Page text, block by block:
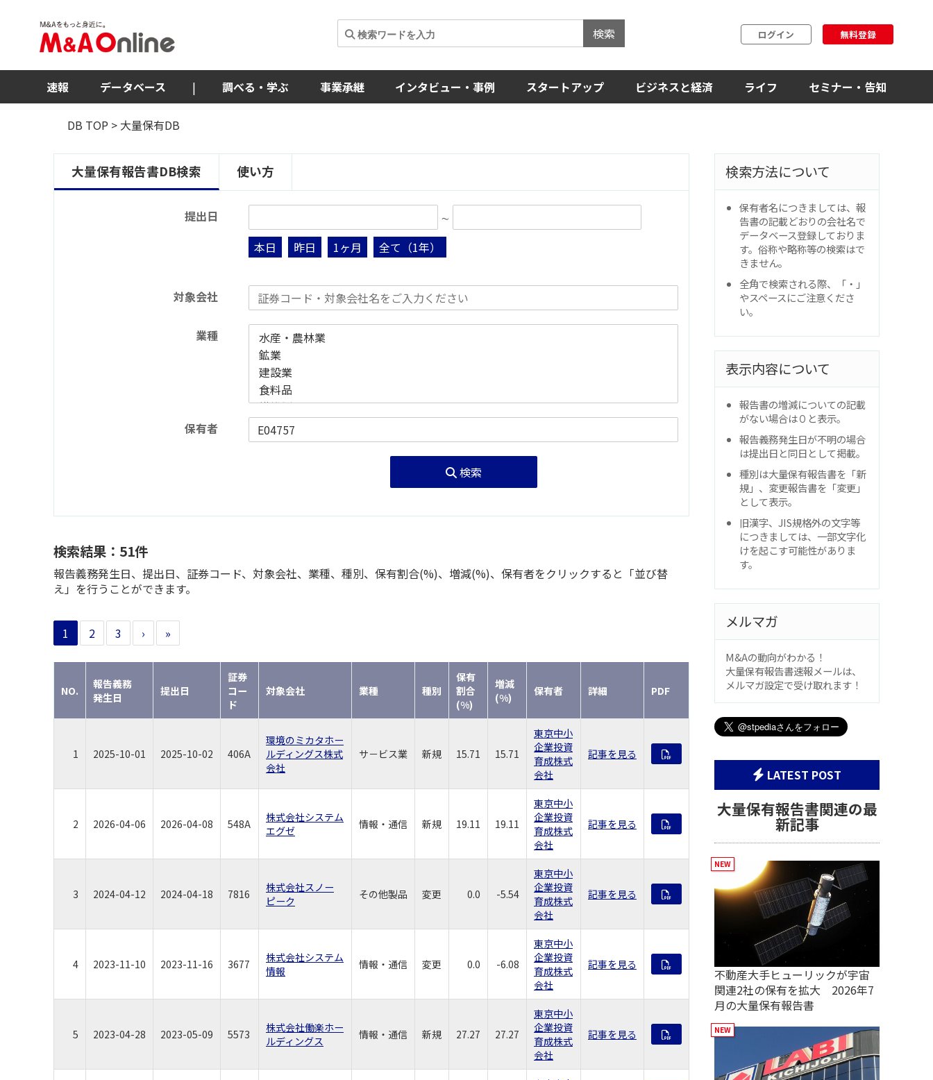
検索 ログイン 無料登録
速報 データベース | 調べる・学ぶ 事業承継 インタビュー・事例 スタートアップ ビジネスと経済 ライフ セミナー・告知
DB TOP > 大量保有DB
大量保有報告書DB検索 使い方
提出日
∼
本日
昨日 1ヶ月 全て（1年）
対象会社
業種
保有者
検索
検索結果：51件
報告義務発生日、提出日、証券コード、対象会社、業種、種別、保有割合(%)、増減(%)、保有者をクリックすると「並び替
え」を行うことができます。
1 2 3 › »
NO.
報告義務
発生日
提出日
証券
コー
ド
対象会社 業種 種別
保有
割合
(%)
増減
(%)
保有者 詳細 PDF
1 2025-10-01 2025-10-02 406A
環境のミカタホー
ルディングス株式
会社
サ－ビス業 新規 15.71 15.71
東京中小
企業投資
育成株式
会社
記事を見る
2 2026-04-06 2026-04-08 548A
株式会社システム
エグゼ
情報・通信 新規 19.11 19.11
東京中小
企業投資
育成株式
会社
記事を見る
3 2024-04-12 2024-04-18 7816
株式会社スノー
ピーク
その他製品 変更 0.0 -5.54
東京中小
企業投資
育成株式
会社
記事を見る
4 2023-11-10 2023-11-16 3677
株式会社システム
情報
情報・通信 変更 0.0 -6.08
東京中小
企業投資
育成株式
会社
記事を見る
5 2023-04-28 2023-05-09 5573
株式会社働楽ホー
ルディングス
情報・通信 新規 27.27 27.27
東京中小
企業投資
育成株式
会社
記事を見る
検索方法について
保有者名につきましては、報
告書の記載どおりの会社名で
データベース登録しておりま
す。俗称や略称等の検索はで
きません。
全角で検索される際、「・」
やスペースにご注意くださ
い。
表示内容について
報告書の増減についての記載
がない場合は０と表示。
報告義務発生日が不明の場合
は提出日と同日として掲載。
種別は大量保有報告書を「新
規」、変更報告書を「変更」
として表示。
旧漢字、JIS規格外の文字等
につきましては、一部文字化
けを起こす可能性がありま
す。
メルマガ
M&Aの動向がわかる！
大量保有報告書速報メールは、
メルマガ設定で受け取れます！
LATEST POST
大量保有報告書関連の最
新記事
不動産大手ヒューリックが宇宙
関連2社の保有を拡大 2026年7
月の大量保有報告書